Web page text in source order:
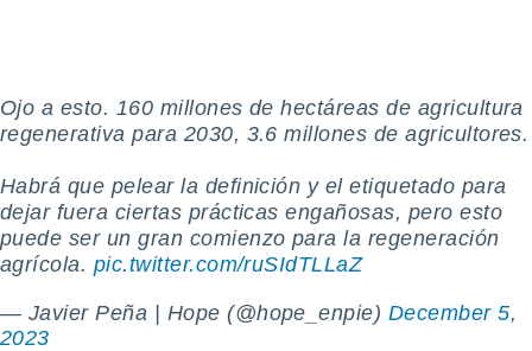
Ojo a esto. 160 millones de hectáreas de agricultura
regenerativa para 2030, 3.6 millones de agricultores.
Habrá que pelear la definición y el etiquetado para
dejar fuera ciertas prácticas engañosas, pero esto
puede ser un gran comienzo para la regeneración
agrícola. pic.twitter.com/ruSIdTLLaZ
— Javier Peña | Hope (@hope_enpie) December 5,
2023